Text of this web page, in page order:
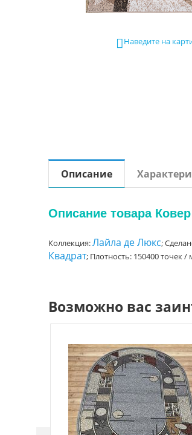
Наведите на
Описание
Описание товара
Коллекция:Лайла де Люкс;
Квадрат; Плотность: 150400 точек
Возможно вас